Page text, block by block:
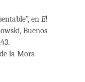
en El
Buenos
la Mora